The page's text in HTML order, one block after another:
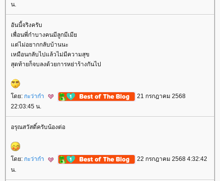
น.
อันนี้จริงครับ
เพื่อนพี่ก๋าบางคนมีลูกมีเมี
ต่ไม่อยากกลับบ้านนะ
เหมือนกลับไปแล้วไม่มีความสุข
สุดท้ายก็จบลงด้วยการหย่าร้างกันไป
ดย: กะว่าก๋า
21 กรกฎาคม 2568
22:03:45 น.
อรุณสวัสดิ์ครับน้องต่อ
ดย: กะว่าก๋า
22 กรกฎาคม 2568 4:32:42
น.